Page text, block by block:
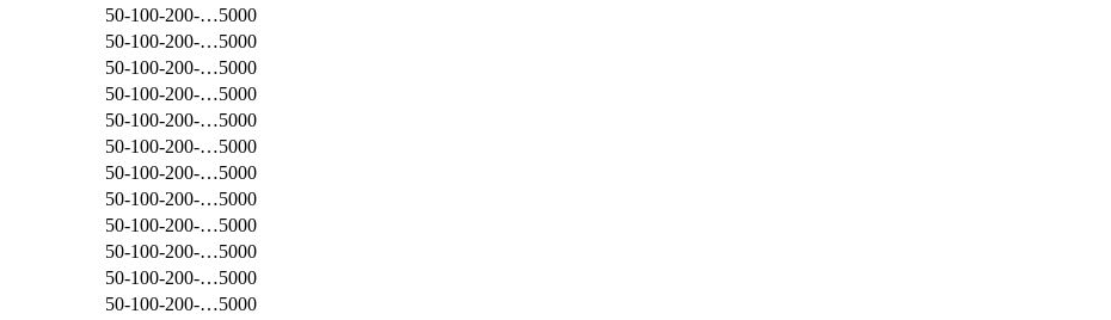
50-100-200-…5000
50-100-200-…5000
50-100-200-…5000
50-100-200-…5000
50-100-200-…5000
50-100-200-…5000
50-100-200-…5000
50-100-200-…5000
50-100-200-…5000
50-100-200-…5000
50-100-200-…5000
50-100-200-…5000